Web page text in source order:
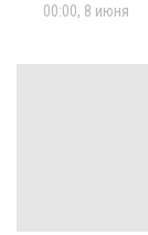
00:00, 8 июня